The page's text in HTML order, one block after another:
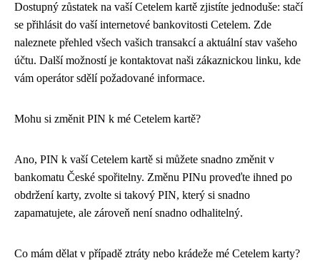
Dostupný zůstatek na vaší Cetelem kartě zjistíte jednoduše: stačí
se přihlásit do vaší internetové bankovitosti Cetelem. Zde
naleznete přehled všech vašich transakcí a aktuální stav vašeho
účtu. Další možností je kontaktovat naši zákaznickou linku, kde
vám operátor sdělí požadované informace.
Mohu si změnit PIN k mé Cetelem kartě?
Ano, PIN k vaší Cetelem kartě si můžete snadno změnit v
bankomatu České spořitelny. Změnu PINu proveďte ihned po
obdržení karty, zvolte si takový PIN, který si snadno
zapamatujete, ale zároveň není snadno odhalitelný.
Co mám dělat v případě ztráty nebo krádeže mé Cetelem karty?